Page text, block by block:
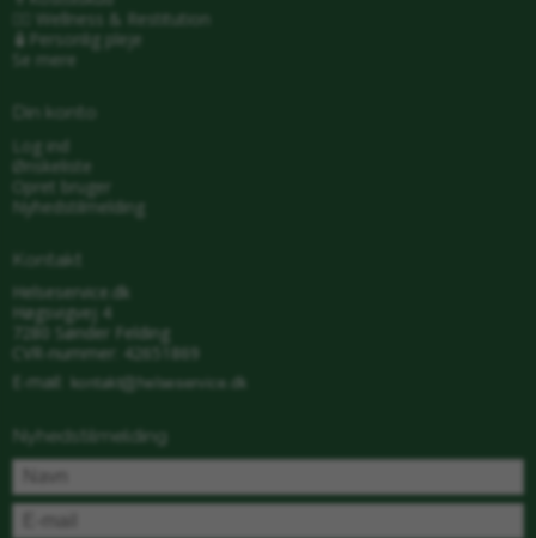
🧖‍♂️ Wellness & Restitution
🧴Personlig pleje
Se mere
Din konto
Log ind
Ønskeliste
Opret bruger
Nyhedstilmelding
Kontakt
Helseservice.dk
Høgsvigvej 4
7280 Sønder Felding
CVR-nummer: 42651869
E-mail
Nyhedstilmelding